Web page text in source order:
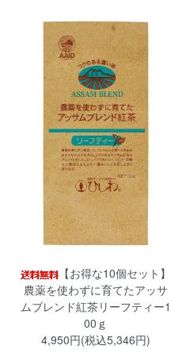
【お得な10個セット】
農薬を使わずに育てたアッサ
ムブレンド紅茶リーフティー1
00ｇ
4,950円(税込5,346円)